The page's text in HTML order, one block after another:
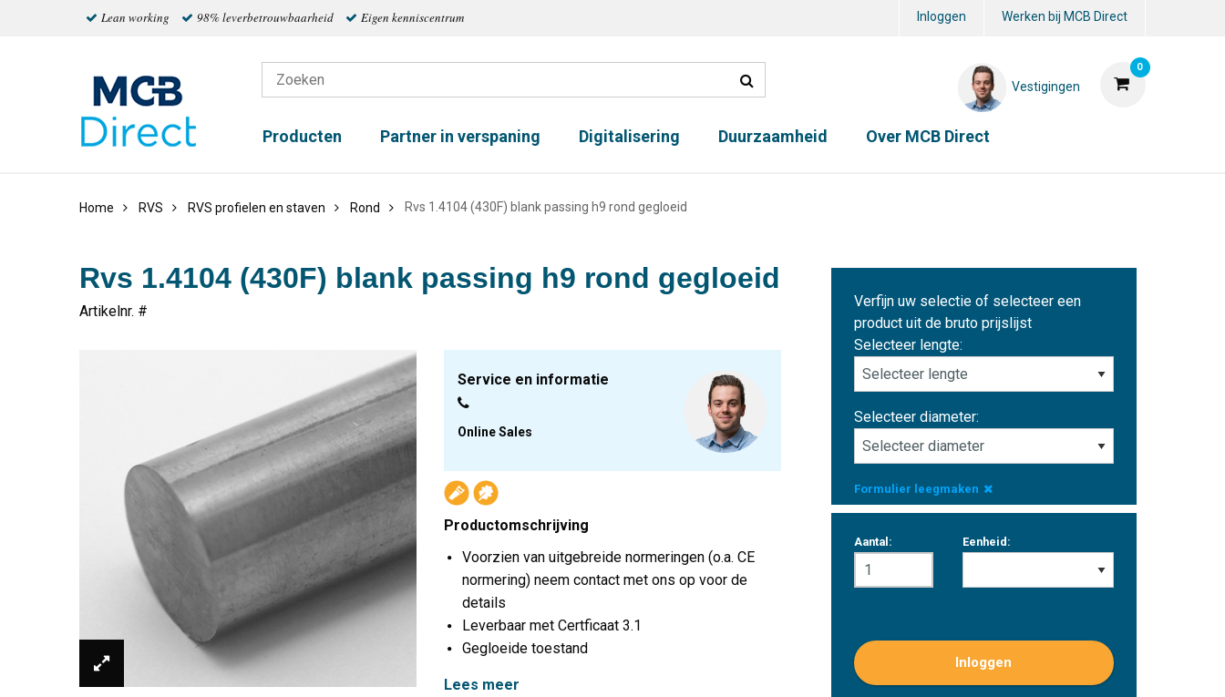
Lean working 98% leverbetrouwbaarheid Eigen kenniscentrum Inloggen Werken bij MCB Direct
0
Vestigingen
Producten Partner in verspaning Digitalisering Duurzaamheid Over MCB Direct
Home RVS RVS profielen en staven Rond Rvs 1.4104 (430F) blank passing h9 rond gegloeid
Rvs 1.4104 (430F) blank passing h9 rond gegloeid
Artikelnr. #
Service en informatie
Online Sales
Productomschrijving
Voorzien van uitgebreide normeringen (o.a. CE
normering) neem contact met ons op voor de
details
Leverbaar met Certficaat 3.1
Gegloeide toestand
Lees meer
Verfijn uw selectie of selecteer een
product uit de bruto prijslijst
Selecteer lengte:
Selecteer diameter:
Formulier leegmaken
Aantal: Eenheid:
Inloggen